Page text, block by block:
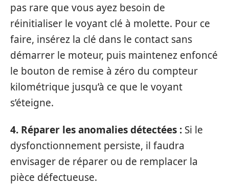
pas rare que vous ayez besoin de
réinitialiser le voyant clé à molette. Pour ce
faire, insérez la clé dans le contact sans
démarrer le moteur, puis maintenez enfoncé
le bouton de remise à zéro du compteur
kilométrique jusqu’à ce que le voyant
s’éteigne.
4. Réparer les anomalies détectées : Si le
dysfonctionnement persiste, il faudra
envisager de réparer ou de remplacer la
pièce défectueuse.